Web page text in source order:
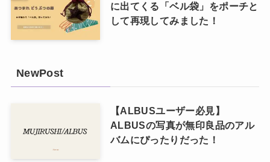
に出てくる「ベル袋」をポーチと
して再現してみました！
NewPost
【ALBUSユーザー必見】
ALBUSの写真が無印良品のアル
バムにぴったりだった！